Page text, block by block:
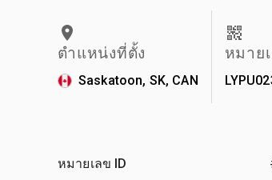
ตำแหน่งที่ตั้ง
Saskatoon, SK, CAN
หมาย
หมายเลข ID